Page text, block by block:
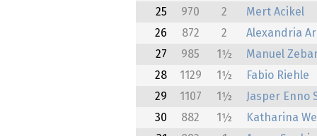
25
970 2
Mert Acikel
26
872 2
Alexandria
27
985 1½
Manuel
28
1129 1½
Fabio Riehle
29
1107 1½
Jasper Enno
30
882 1½
Katharina